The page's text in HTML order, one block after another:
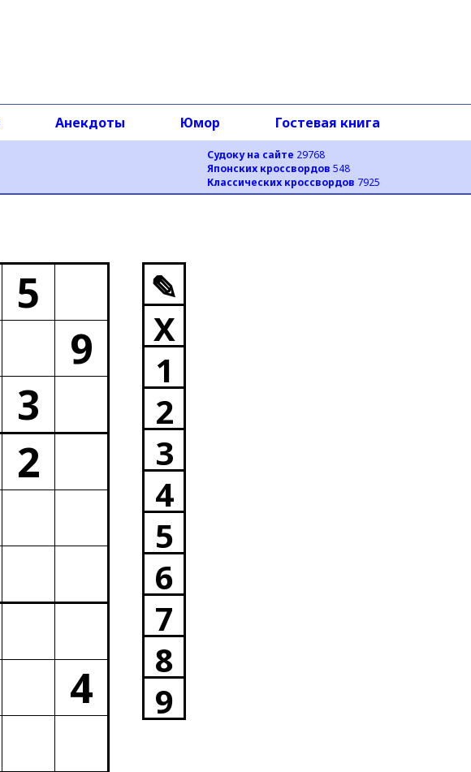
Судоку на сайте 29768
Японских кроссвордов 548
Классических кроссвордов 7925
Анекдоты Юмор Гостевая книга
5
9
3
2
4
✎
X
1
2
3
4
5
6
7
8
9